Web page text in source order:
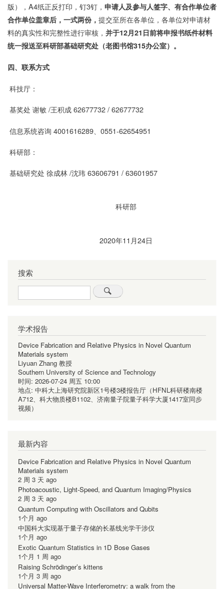
版），A4纸正反打印，钉3钉， 申请人及参与人签字、有合作单位者
合作单位盖章后，一式两份， 提交至所在各单位，各单位对申请材
料的真实性和完整性进行审核， 并于12月21日前将申报书纸件材料
统一报送至科研部基础研究处（老图书馆315办公室）。
四、联系方式
科技厅：
基奖处 谢敏 /王积成 62677732 / 62677732
信息系统咨询 4001616289、0551-62654951
科研部：
基础研究处 徐成林 /沈玮 63606791 / 63601957
科研部
2020年11月24日
搜索
Search
学术报告
Device Fabrication and Relative Physics in Novel Quantum
Materials system
Liyuan Zhang 教授
Southern University of Science and Technology
时间: 2026-07-24 周五 10:00
地点: 中科大上海研究院新区1号楼3楼报告厅（HFNL科研楼南楼
A712、科大物质楼B1102、济南量子院量子科学大厦1417室同步
视频）
最新内容
Device Fabrication and Relative Physics in Novel Quantum
Materials system
2 周 3 天 ago
Photoacoustic, Light-Speed, and Quantum Imaging/Physics
2 周 3 天 ago
Quantum Computing with Oscillators and Qubits
1个月 ago
中国科大实现基于量子存储的长基线光学干涉仪
1个月 ago
Exotic Quantum Statistics in 1D Bose Gases
1个月 1 周 ago
Raising Schrödinger’s kittens
1个月 3 周 ago
Universal Matter-Wave Interferometry: a walk from the